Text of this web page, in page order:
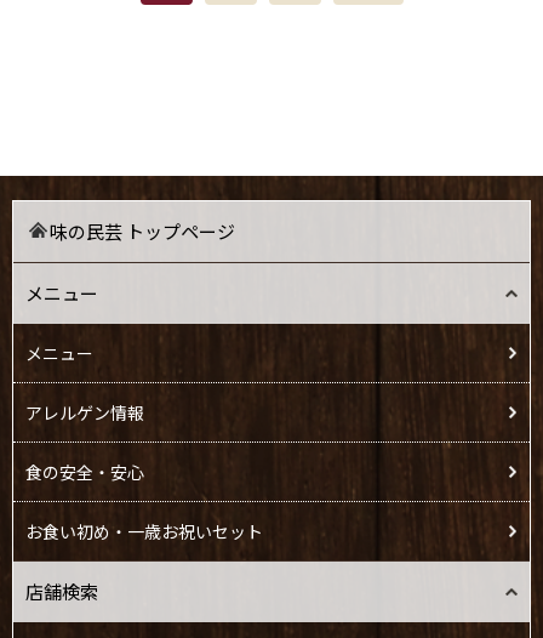
味の民芸 トップページ
メニュー
メニュー
アレルゲン情報
食の安全・安心
お食い初め・一歳お祝いセット
店舗検索